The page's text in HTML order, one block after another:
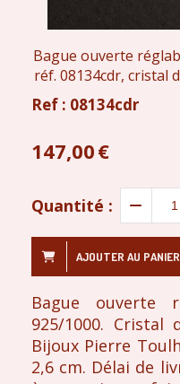
Bague ouverte
réf. 08134cdr, cristal
Ref : 08134cdr
147,00€
Quantité :
AJOUTER AU PANIER
Bague ouverte
925/1000. Cristal
Bijoux Pierre
2,6 cm. Délai de